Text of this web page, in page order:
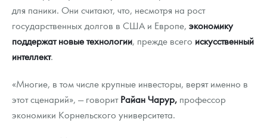
для паники. Они считают, что, несмотря на рост
государственных долгов в США и Европе, экономику
поддержат новые технологии, прежде всего искусственный
интеллект.
«Многие, в том числе крупные инвесторы, верят именно в
этот сценарий», — говоритРайан Чарур, профессор
экономики Корнельского университета.